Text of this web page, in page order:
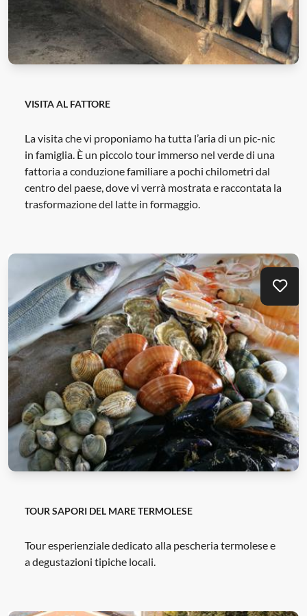
VISITA AL FATTORE
La visita che vi proponiamo ha tutta l’aria di un pic-nic
in famiglia. È un piccolo tour immerso nel verde di una
fattoria a conduzione familiare a pochi chilometri dal
centro del paese, dove vi verrà mostrata e raccontata la
trasformazione del latte in formaggio.
TOUR SAPORI DEL MARE TERMOLESE
Tour esperienziale dedicato alla pescheria termolese e
a degustazioni tipiche locali.